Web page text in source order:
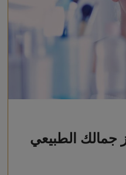
جمالك الطبيعي